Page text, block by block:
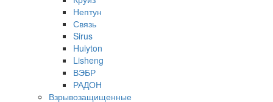
Нептун
Связь
Sirus
Huiyton
Lisheng
ВЭБР
РАДОН
Взрывозащищенные